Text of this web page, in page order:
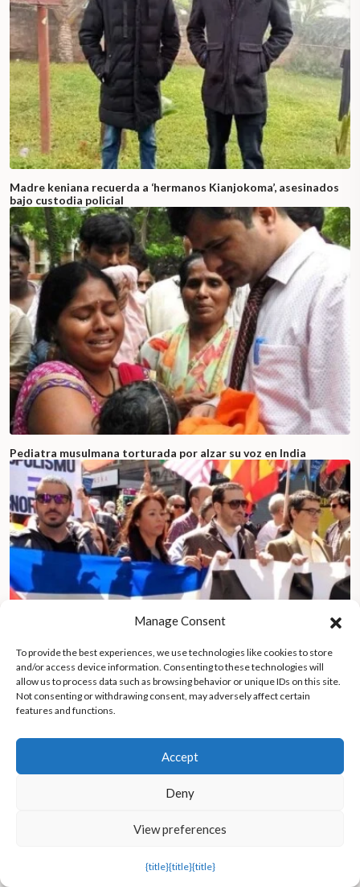
Madre keniana recuerda a ‘hermanos Kianjokoma’, asesinados
bajo custodia policial
Pediatra musulmana torturada por alzar su voz en India
Iliana Hernández, prisionera de la policía cubana
Manage Consent
To provide the best experiences, we use technologies like cookies to store
and/or access device information. Consenting to these technologies will
allow us to process data such as browsing behavior or unique IDs on this site.
Not consenting or withdrawing consent, may adversely affect certain
features and functions.
Accept
Deny
View preferences
{title}{title}{title}